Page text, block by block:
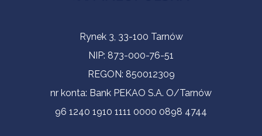
Informacje kontaktoweRynek 3, 33-100 Tarnów
NIP: 873-000-76-51
REGON: 850012309
nr konta: Bank PEKAO S.A. O/Tarnów
96 1240 1910 1111 0000 0898 4744